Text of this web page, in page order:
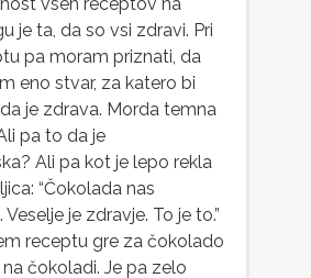
je ta, da so vsi zdravi. Pri
pa moram priznati, da
eno stvar, za katero bi
je zdrava. Morda temna
pa to da je
? Ali pa kot je lepo rekla
“Čokolada nas
je zdravje. To je to.”
receptu gre za čokolado
čokoladi. Je pa zelo